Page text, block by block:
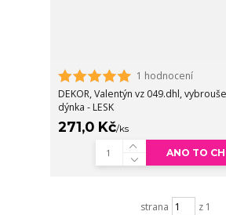
1 hodnocení
DEKOR, Valentýn vz 049.dhl,
dýnka - LESK
271,0 Kč/ks
ANO TO
strana z 1